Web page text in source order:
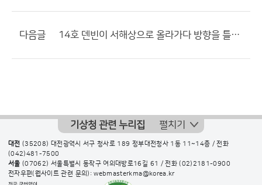
다음글 14호 덴빈이 서해상으로 올라가다 방향을 틀어서 제주도 쪽으로 북북동진할듯
기상청 관련 누리집 펼치기
대전 (35208) 대전광역시 서구 청사로 189 정부대전청사 1동 11~14층 / 전화
(042)481-7500
서울 (07062) 서울특별시 동작구 여의대방로16길 61 / 전화(02)2181-0900
전자우편(웹사이트 관련 문의): webmasterkma@korea.kr